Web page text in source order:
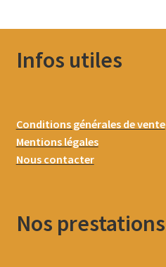
Infos utiles
Conditions générales de vente
Mentions légales
Nous contacter
Nos prestations